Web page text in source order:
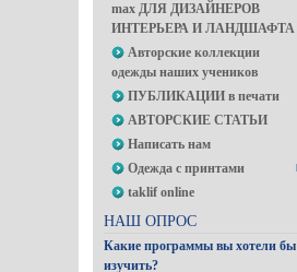
max ДЛЯ ДИЗАЙНЕРОВ
ИНТЕРЬЕРА И ЛАНДШАФТА
Авторские коллекции
одежды наших учеников
ПУБЛИКАЦИИ в печати
АВТОРСКИЕ СТАТЬИ
Написать нам
Одежда с принтами
taklif online
НАШ ОПРОС
Какие программы вы хотели бы
изучить?